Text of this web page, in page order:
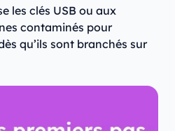
les clés USB ou aux
contaminés pour
qu’ils sont branchés sur